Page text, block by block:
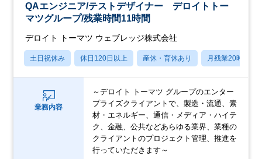
QAエンジニア/テストデザイナー デロイトトー
マツグループ/残業時間11時間
デロイト トーマツ ウェブレッジ株式会社
土日祝休み 休日120日以上 産休・育休あり 月残業20時間以
業務内容
～デロイト トーマツ グループのエンター
プライズクライアントで、製造・流通、素
材・エネルギー、通信・メディア・ハイテ
ク、金融、公共などあらゆる業界、業種の
クライアントのプロジェクト管理、推進を
行っていただきます～